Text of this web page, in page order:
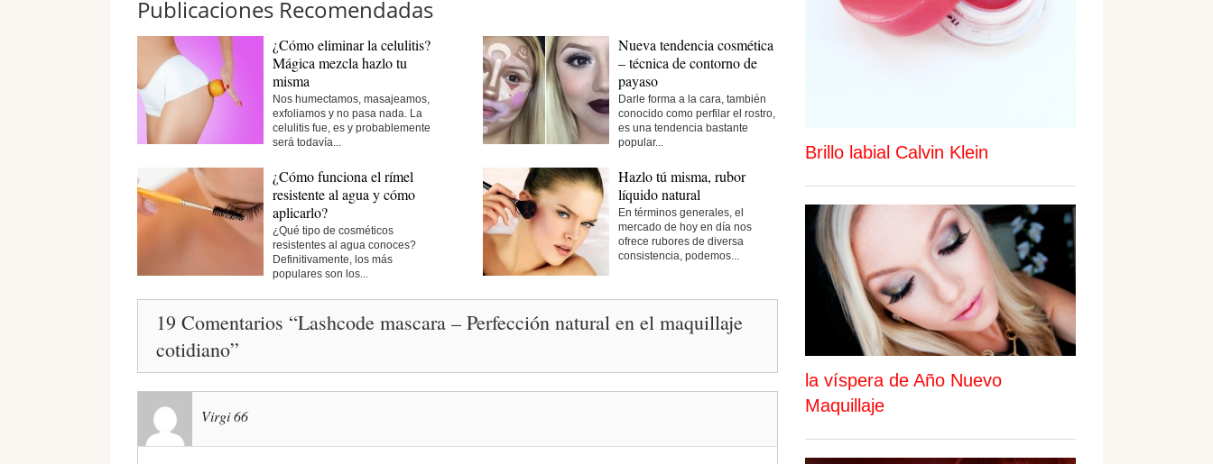
Publicaciones Recomendadas
¿Cómo eliminar la celulitis?
Mágica mezcla hazlo tu
misma
Nos humectamos, masajeamos,
exfoliamos y no pasa nada. La
celulitis fue, es y probablemente
será todavía...
Nueva tendencia cosmética
– técnica de contorno de
payaso
Darle forma a la cara, también
conocido como perfilar el rostro,
es una tendencia bastante
popular...
¿Cómo funciona el rímel
resistente al agua y cómo
aplicarlo?
¿Qué tipo de cosméticos
resistentes al agua conoces?
Definitivamente, los más
populares son los...
Hazlo tú misma, rubor
líquido natural
En términos generales, el
mercado de hoy en día nos
ofrece rubores de diversa
consistencia, podemos...
19 Comentarios “Lashcode mascara – Perfección natural en el maquillaje
cotidiano”
Virgi 66
Brillo labial Calvin Klein
la víspera de Año Nuevo
Maquillaje